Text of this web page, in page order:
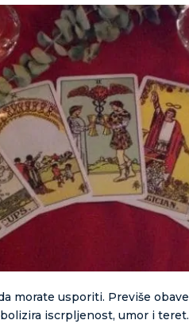
morate usporiti. Previše
iscrpljenost, umor i